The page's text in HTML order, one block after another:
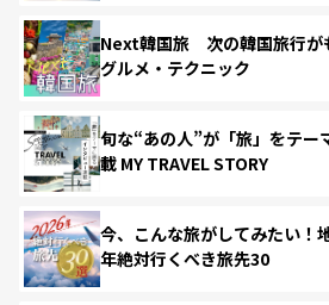
Next韓国旅 次の韓国旅行が
グルメ・テクニック
旬な“あの人”が「旅」をテー
載 MY TRAVEL STORY
今、こんな旅がしてみたい！
年絶対行くべき旅先30